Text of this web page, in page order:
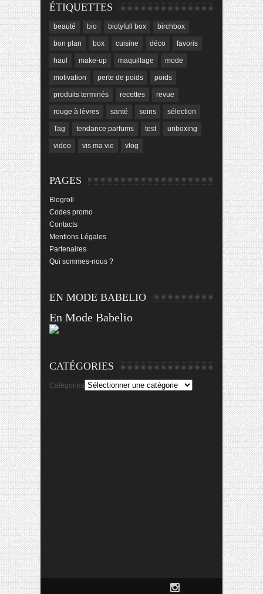
ÉTIQUETTES
beauté bio biotyfull box birchbox
bon plan box cuisine déco favoris
haul make-up maquillage mode
motivation perte de poids poids
produits terminés recettes revue
rouge à lèvres santé soins sélection
Tag tendance parfums test unboxing
video vis ma vie vlog
PAGES
Blogroll
Codes promo
Contacts
Mentions Légales
Partenaires
Qui sommes-nous ?
EN MODE BABELIO
En Mode Babelio
CATÉGORIES
Catégories